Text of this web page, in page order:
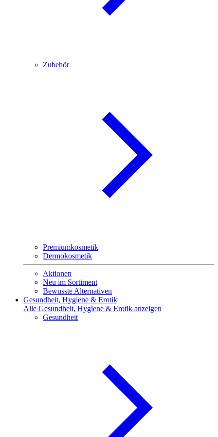
Zubehör
Premiumkosmetik
Dermokosmetik
Aktionen
Neu im Sortiment
Bewusste Alternativen
Gesundheit, Hygiene & Erotik
Alle Gesundheit, Hygiene & Erotik anzeigen
Gesundheit